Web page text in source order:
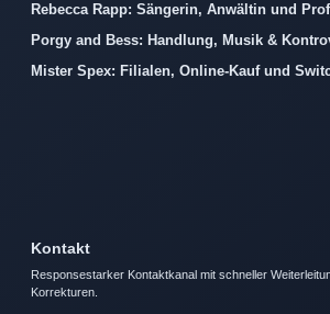
Rebecca Rapp: Sängerin, Anwältin und
Porgy and Bess: Handlung, Musik &
Mister Spex: Filialen, Online-Kauf und
Kontakt
Responsestarker Kontaktkanal mit schneller
Korrekturen.